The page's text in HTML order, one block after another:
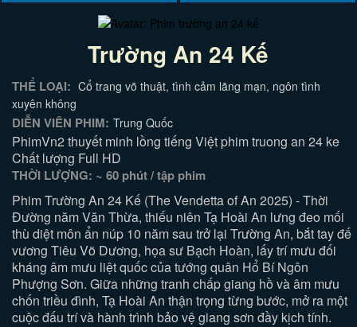
Trường An 24 Kế
THỂ LOẠI: Cổ trang võ thuật, tình cảm lãng mạn, ngôn tình
xuyên không
DIỄN VIÊN PHIM: Trung Quốc
PhimVn2 thuyết minh lồng tiếng Việt phim truong an 24 ke
Chất lượng Full HD
THỜI LƯỢNG: ~ 60 phút / tập phim
Phim Trường An 24 Kế (The Vendetta of An 2025) - Thời
Đường năm Văn Thừa, thiếu niên Tạ Hoài An lưng đeo mối
thù diệt môn ẩn núp 10 năm sau trở lại Trường An, bắt tay đế
vương Tiêu Võ Dương, họa sư Bạch Hoàn, lấy trí mưu đối
kháng âm mưu liệt quốc của tướng quân Hổ Bí Ngôn
Phượng Sơn. Giữa những tranh chấp giang hồ và âm mưu
chốn triều đình, Tạ Hoài An thận trọng từng bước, mở ra một
cuộc đấu trí và hành trình bảo vệ giang sơn đầy kịch tính.